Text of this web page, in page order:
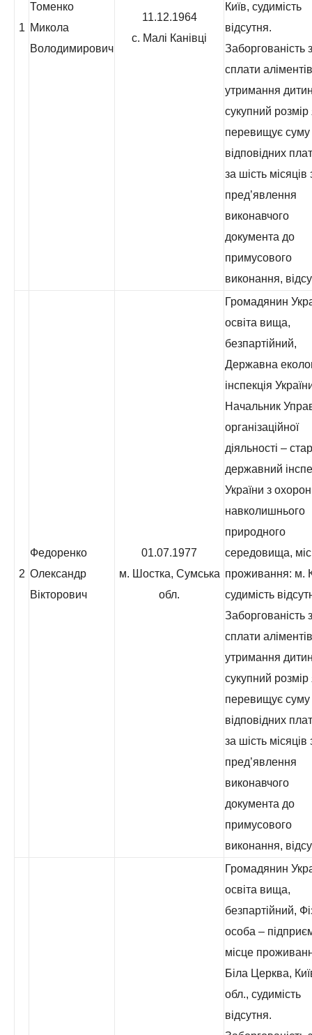
1
Томенко
Микола
Володимирович
11.12.1964
с. Малі Канівці
Київ, судимість
відсутня.
Заборгованість
сплати
утримання
сукупний розмір
перевищує суму
відповідних
за шість місяців
пред’явлення
виконавчого
документа до
примусового
виконання,
2
Федоренко
Олександр
Вікторович
01.07.1977
м. Шостка, Сумська
обл.
Громадянин
освіта вища,
безпартійний,
Державна
інспекція
Начальник
організаційної
діяльності –
державний
України з
навколишнього
природного
середовища,
проживання: м.
судимість
Заборгованість
сплати
утримання
сукупний розмір
перевищує суму
відповідних
за шість місяців
пред’явлення
виконавчого
документа до
примусового
виконання,
Громадянин
освіта вища,
безпартійний,
особа –
місце
Біла Церква,
обл., судимість
відсутня.